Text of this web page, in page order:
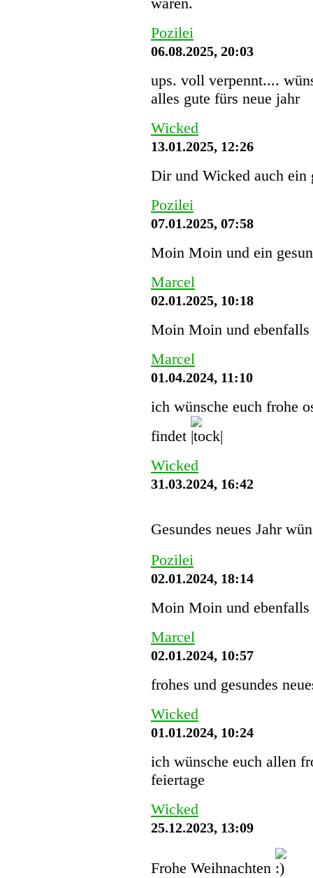
Pozilei
06.08.2025, 20:03
ups. voll verpennt....
alles gute fürs neue jahr
Wicked
13.01.2025, 12:26
Dir und Wicked auch ein
Pozilei
07.01.2025, 07:58
Moin Moin und ein
Marcel
02.01.2025, 10:18
Moin Moin und ebenfalls
Marcel
01.04.2024, 11:10
ich wünsche euch frohe
findet
Wicked
31.03.2024, 16:42
Gesundes neues Jahr
Pozilei
02.01.2024, 18:14
Moin Moin und ebenfalls
Marcel
02.01.2024, 10:57
frohes und gesundes
Wicked
01.01.2024, 10:24
ich wünsche euch allen
feiertage
Wicked
25.12.2023, 13:09
Frohe Weihnachten